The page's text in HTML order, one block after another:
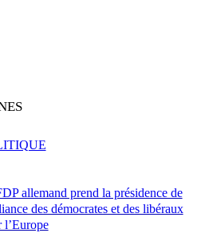
allemand prend la présidence de
des démocrates et des libéraux
l’Europe